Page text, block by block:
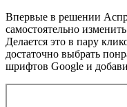
Впервые в решении
самостоятельно
Делается это в пару
достаточно выбрать
шрифтов Google и